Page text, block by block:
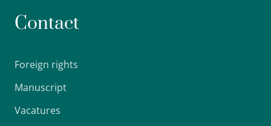
Contact
Foreign rights
Manuscript
Vacatures